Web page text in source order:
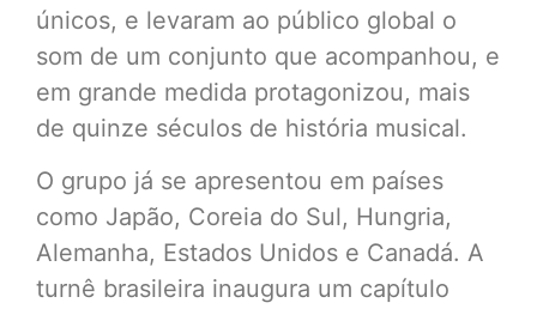
únicos, e levaram ao público global o
som de um conjunto que acompanhou, e
em grande medida protagonizou, mais
de quinze séculos de história musical.
O grupo já se apresentou em países
como Japão, Coreia do Sul, Hungria,
Alemanha, Estados Unidos e Canadá. A
turnê brasileira inaugura um capítulo